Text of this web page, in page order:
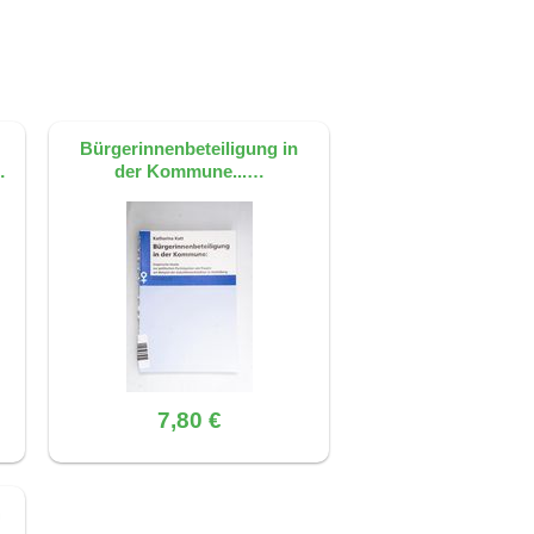
Bürgerinnenbeteiligung in
der Kommune...…
7,80 €